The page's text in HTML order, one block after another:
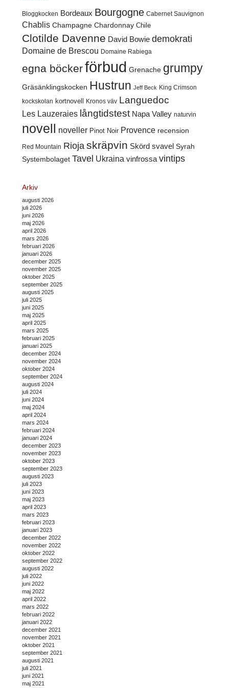
Bloggkocken Bordeaux Bourgogne Cabernet Sauvignon
Chablis Champagne Chardonnay Chile
Clotilde Davenne David Bowie demokrati
Domaine de Brescou Domaine Rabiega
egna böckerförbud Grenache grumpy
Gräsänklingskocken Hustrun Jeff Beck King Crimson
kockskolan kortnovell Kronos väv Languedoc
Les Lauzeraies långtidstest Napa Valley naturvin
novell noveller Pinot Noir Provence recension
Red Mountain Rioja skräpvin Skörd svavel Syrah
Systembolaget Tavel Ukraina vinfrossa vintips
Arkiv
augusti 2026
juli 2026
juni 2026
maj 2026
april 2026
mars 2026
februari 2026
januari 2026
december 2025
november 2025
oktober 2025
september 2025
augusti 2025
juli 2025
juni 2025
maj 2025
april 2025
mars 2025
februari 2025
januari 2025
december 2024
november 2024
oktober 2024
september 2024
augusti 2024
juli 2024
juni 2024
maj 2024
april 2024
mars 2024
februari 2024
januari 2024
december 2023
november 2023
oktober 2023
september 2023
augusti 2023
juli 2023
juni 2023
maj 2023
april 2023
mars 2023
februari 2023
januari 2023
december 2022
november 2022
oktober 2022
september 2022
augusti 2022
juli 2022
juni 2022
maj 2022
april 2022
mars 2022
februari 2022
januari 2022
december 2021
november 2021
oktober 2021
september 2021
augusti 2021
juli 2021
juni 2021
maj 2021